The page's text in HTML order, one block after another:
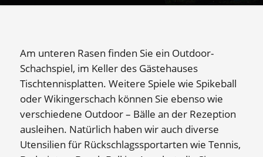
Am unteren Rasen finden Sie ein Outdoor-
Schachspiel, im Keller des Gästehauses
Tischtennisplatten. Weitere Spiele wie Spikeball
oder Wikingerschach können Sie ebenso wie
verschiedene Outdoor – Bälle an der Rezeption
ausleihen. Natürlich haben wir auch diverse
Utensilien für Rückschlagssportarten wie Tennis,